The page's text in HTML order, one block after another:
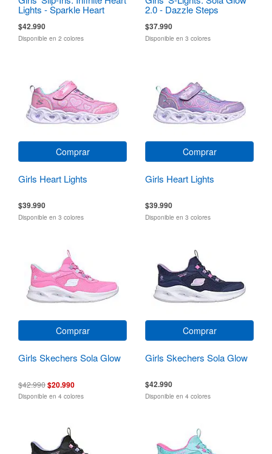
Lights - Sparkle Heart
$42.990
Disponible en 2 colores
2.0 - Dazzle Steps
$37.990
Disponible en 3 colores
Comprar
Girls Heart Lights
$39.990
Disponible en 3 colores
Comprar
Girls Heart Lights
$39.990
Disponible en 3 colores
Comprar
Girls Skechers Sola Glow
$42.990$20.990
Disponible en 4 colores
Comprar
Girls Skechers Sola Glow
$42.990
Disponible en 4 colores